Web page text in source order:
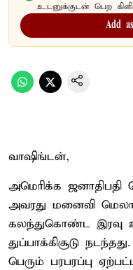
உடனுக்குடன் பெற
Add
வாஷிங்டன்,
அமெரிக்க ஜனாதிபதி
அவரது மனைவி
கலந்துகொண்ட இரவு
துப்பாக்கிசூடு
பெரும் பரபரப்பு